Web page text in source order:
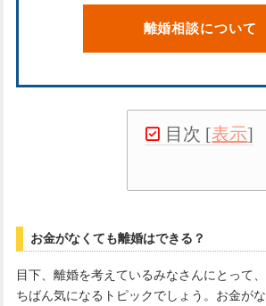
離婚相談について
目次 [表示]
お金がなくても離婚はできる？
目下、離婚を考えているみなさんにとって
ちばん気になるトピックでしょう。お金が